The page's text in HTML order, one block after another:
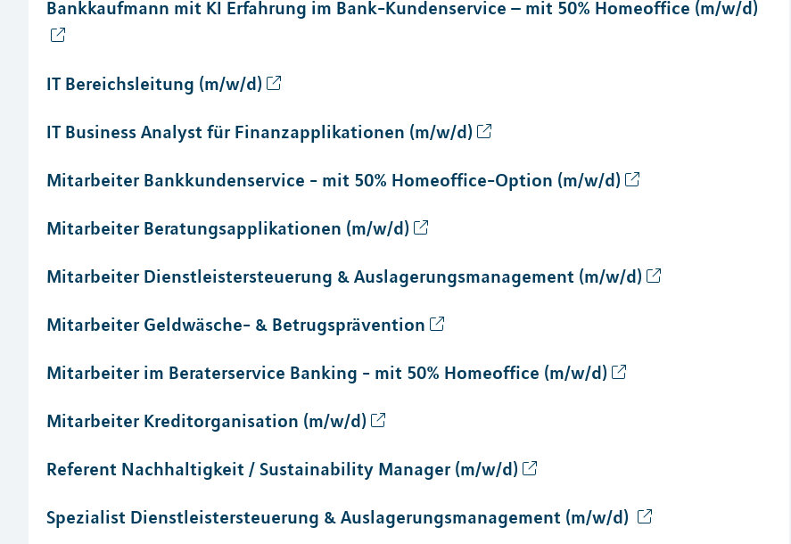
Bankkaufmann mit KI Erfahrung im Bank-Kundenservice – mit 50% Homeoffice (m/w/d)
IT Bereichsleitung (m/w/d)
IT Business Analyst für Finanzapplikationen (m/w/d)
Mitarbeiter Bankkundenservice - mit 50% Homeoffice-Option (m/w/d)
Mitarbeiter Beratungsapplikationen (m/w/d)
Mitarbeiter Dienstleistersteuerung & Auslagerungsmanagement (m/w/d)
Mitarbeiter Geldwäsche- & Betrugsprävention
Mitarbeiter im Beraterservice Banking - mit 50% Homeoffice (m/w/d)
Mitarbeiter Kreditorganisation (m/w/d)
Referent Nachhaltigkeit / Sustainability Manager (m/w/d)
Spezialist Dienstleistersteuerung & Auslagerungsmanagement (m/w/d)